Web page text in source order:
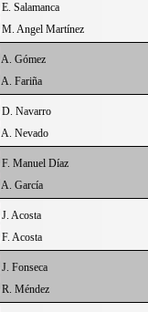
E. Salamanca
M. Angel Martínez
A. Gómez
A. Fariña
D. Navarro
A. Nevado
F. Manuel Díaz
A. García
J. Acosta
F. Acosta
J. Fonseca
R. Méndez